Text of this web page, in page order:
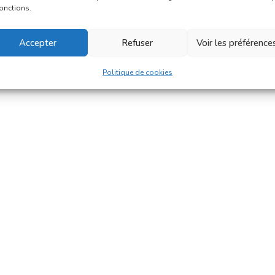
Accepter Refuser Voir les
Politique de cookies